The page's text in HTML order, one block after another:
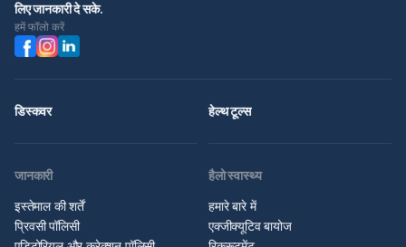
लिए जानकारी दे सके.
हमें फॉलो करें
डिस्कवर हेल्थ टूल्स
जानकारी
इस्तेमाल की शर्तें
प्रिवसी पॉलिसी
हैलो स्वास्थ्य
हमारे बारे में
एक्जीक्यूटिव बायोज